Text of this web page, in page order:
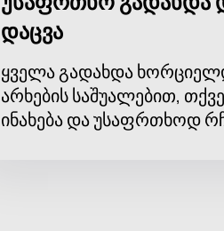
დაცვა
ყველა გადახდა
არხების საშუალებით,
ინახება და უსაფრთხოდ